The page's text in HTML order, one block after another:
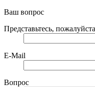
Ваш вопрос
Представьтесь, пожалуйста
E-Mail
Вопрос